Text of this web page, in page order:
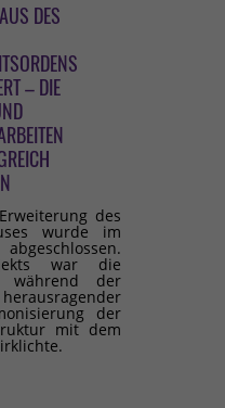
DES
– DIE
des
wurde im
war die
während der
der
mit dem